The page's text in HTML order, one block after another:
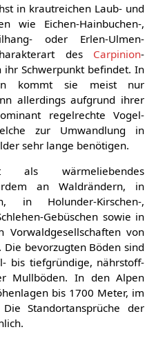
in krautreichen Laub- und
wie Eichen-Hainbuchen-,
oder Erlen-Ulmen-
des Carpinion-
ihr Schwerpunkt befindet. In
kommt sie meist nur
allerdings aufgrund ihrer
regelrechte Vogel-
zur Umwandlung in
sehr lange benötigen.
als wärmeliebendes
an Waldrändern, in
in Holunder-Kirschen-,
Gebüschen sowie in
von
bevorzugten Böden sind
bis tiefgründige, nährstoff-
Mullböden. In den Alpen
bis 1700 Meter, im
Standortansprüche der